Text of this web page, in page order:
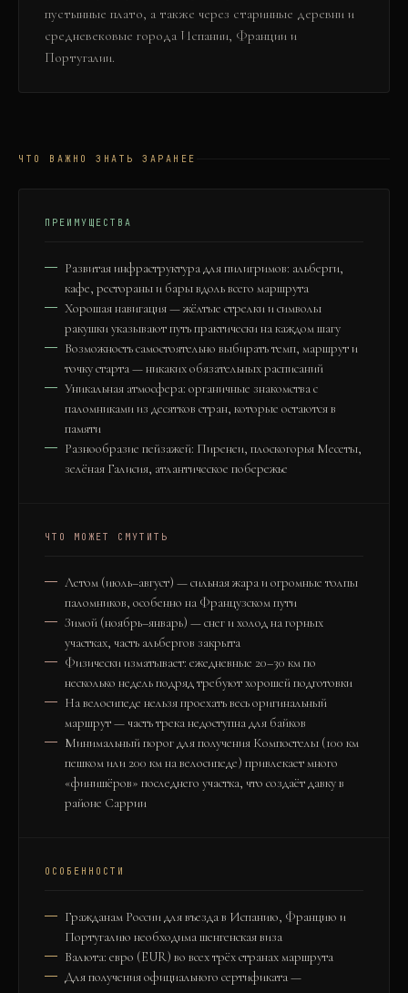
пустынные плато, а также через старинные деревни и
средневековые города Испании, Франции и
Португалии.
ЧТО ВАЖНО ЗНАТЬ ЗАРАНЕЕ
ПРЕИМУЩЕСТВА
Развитая инфраструктура для пилигримов: альберги,
кафе, рестораны и бары вдоль всего маршрута
Хорошая навигация — жёлтые стрелки и символы
ракушки указывают путь практически на каждом шагу
Возможность самостоятельно выбирать темп, маршрут и
точку старта — никаких обязательных расписаний
Уникальная атмосфера: органичные знакомства с
паломниками из десятков стран, которые остаются в
памяти
Разнообразие пейзажей: Пиренеи, плоскогорья Месеты,
зелёная Галисия, атлантическое побережье
ЧТО МОЖЕТ СМУТИТЬ
Летом (июль–август) — сильная жара и огромные толпы
паломников, особенно на Французском пути
Зимой (ноябрь–январь) — снег и холод на горных
участках, часть альбергов закрыта
Физически изматывает: ежедневные 20–30 км по
несколько недель подряд требуют хорошей подготовки
На велосипеде нельзя проехать весь оригинальный
маршрут — часть трека недоступна для байков
Минимальный порог для получения Компостелы (100 км
пешком или 200 км на велосипеде) привлекает много
«финишёров» последнего участка, что создаёт давку в
районе Саррии
ОСОБЕННОСТИ
Гражданам России для въезда в Испанию, Францию и
Португалию необходима шенгенская виза
Валюта: евро (EUR) во всех трёх странах маршрута
Для получения официального сертификата —